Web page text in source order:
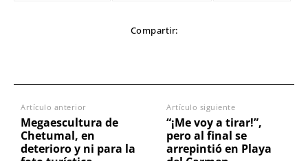
Compartir:
Artículo anterior
Megaescultura de
Chetumal, en
deterioro y ni para la
Artículo siguiente
“¡Me voy a tirar!”,
pero al final se
arrepintió en Playa